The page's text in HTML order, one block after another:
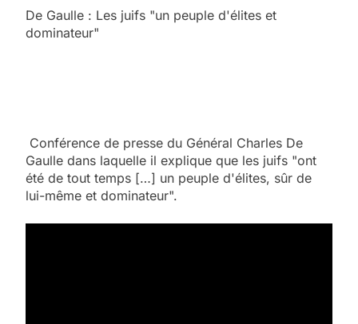
De Gaulle : Les juifs "un peuple d'élites et
dominateur"
Conférence de presse du Général Charles De
Gaulle dans laquelle il explique que les juifs "ont
été de tout temps […] un peuple d'élites, sûr de
lui-même et dominateur".